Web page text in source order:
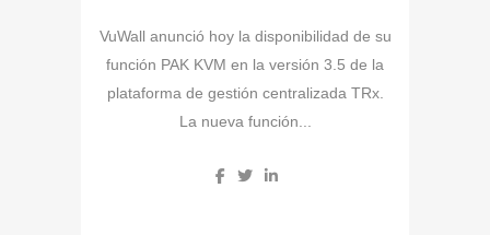
VuWall anunció hoy la disponibilidad de su
función PAK KVM en la versión 3.5 de la
plataforma de gestión centralizada TRx.
La nueva función...